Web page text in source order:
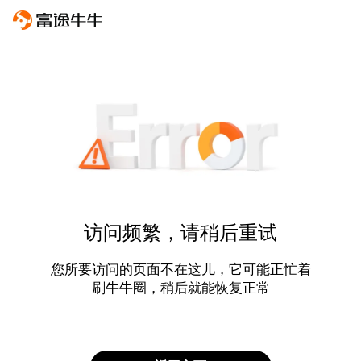
访问频繁，请稍后重试
您所要访问的页面不在这儿，它可能正忙着
刷牛牛圈，稍后就能恢复正常